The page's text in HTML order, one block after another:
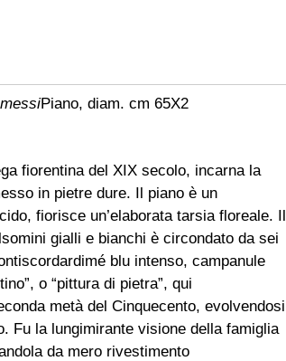
Piano, diam. cm 65X2
fiorentina del XIX secolo, incarna la
in pietre dure. Il piano è un
fiorisce un’elaborata tarsia floreale. Il
gialli e bianchi è circondato da sei
blu intenso, campanule
o “pittura di pietra”, qui
metà del Cinquecento, evolvendosi
Fu la lungimirante visione della famiglia
da mero rivestimento